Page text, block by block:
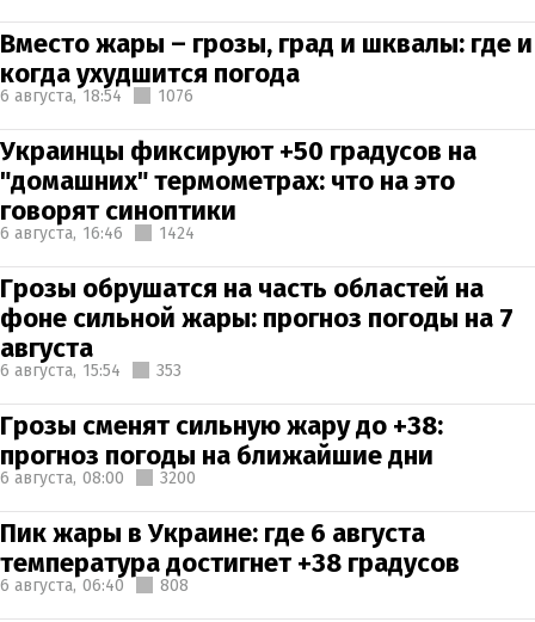
Вместо жары – грозы, град и шквалы: где и
когда ухудшится погода
6 августа, 18:54 1076
Украинцы фиксируют +50 градусов на
"домашних" термометрах: что на это
говорят синоптики
6 августа, 16:46 1424
Грозы обрушатся на часть областей на
фоне сильной жары: прогноз погоды на 7
августа
6 августа, 15:54 353
Грозы сменят сильную жару до +38:
прогноз погоды на ближайшие дни
6 августа, 08:00 3200
Пик жары в Украине: где 6 августа
температура достигнет +38 градусов
6 августа, 06:40 808